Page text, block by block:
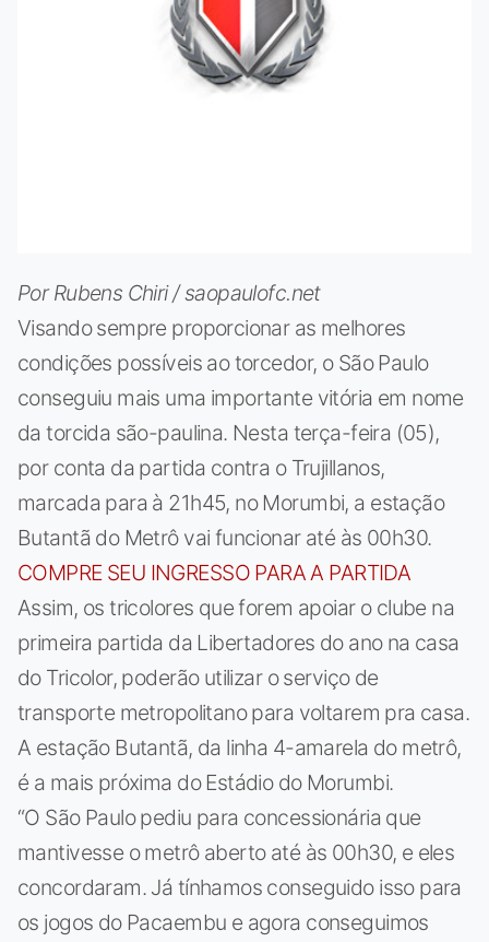
Por Rubens Chiri / saopaulofc.net
Visando sempre proporcionar as melhores
condições possíveis ao torcedor, o São Paulo
conseguiu mais uma importante vitória em nome
da torcida são-paulina. Nesta terça-feira (05),
por conta da partida contra o Trujillanos,
marcada para à 21h45, no Morumbi, a estação
Butantã do Metrô vai funcionar até às 00h30.
COMPRE SEU INGRESSO PARA A PARTIDA
Assim, os tricolores que forem apoiar o clube na
primeira partida da Libertadores do ano na casa
do Tricolor, poderão utilizar o serviço de
transporte metropolitano para voltarem pra casa.
A estação Butantã, da linha 4-amarela do metrô,
é a mais próxima do Estádio do Morumbi.
“O São Paulo pediu para concessionária que
mantivesse o metrô aberto até às 00h30, e eles
concordaram. Já tínhamos conseguido isso para
os jogos do Pacaembu e agora conseguimos